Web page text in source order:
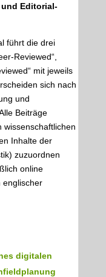
und Editorial-
führt die drei
Reviewed“,
mit jeweils
sich nach
und
Beiträge
wissenschaftlichen
Inhalte der
zuzuordnen
online
englischer
digitalen